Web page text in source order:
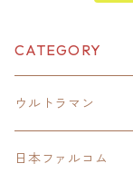
CATEGORY
ウルトラマン
モバイルバッテリー
日本ファルコム